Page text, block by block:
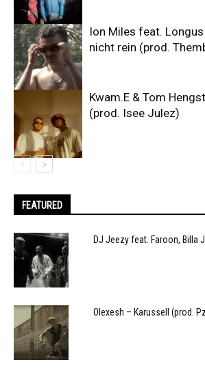
Ion Miles feat.
nicht rein (prod.
Kwam.E & Tom
(prod. Isee Julez)
FEATURED
DJ Jeezy feat. Faroon, Billa
Olexesh – Karussell (prod.